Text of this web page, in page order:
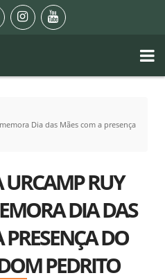
Dia das Mães com a presença
URCAMP RUY
DIA DAS
DO
PEDRITO